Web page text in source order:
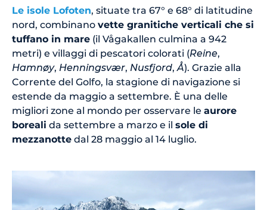
Le isole Lofoten, situate tra 67° e 68° di latitudine
nord, combinano vette granitiche verticali che si
tuffano in mare (il Vågakallen culmina a 942
metri) e villaggi di pescatori colorati (Reine,
Hamnøy, Henningsvær, Nusfjord,Å). Grazie alla
Corrente del Golfo, la stagione di navigazione si
estende da maggio a settembre. È una delle
migliori zone al mondo per osservare le aurore
boreali da settembre a marzo e il sole di
mezzanotte dal 28 maggio al 14 luglio.